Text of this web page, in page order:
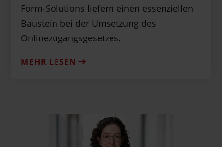
Form-Solutions liefern einen essenziellen
Baustein bei der Umsetzung des
Onlinezugangsgesetzes.
MEHR LESEN